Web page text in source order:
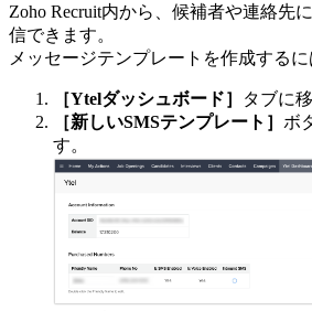
Zoho Recruit内から、候補者や連絡先
信できます。
メッセージテンプレートを作成するに
［Ytelダッシュボード］
タブに
［新しいSMSテンプレート］ ボ
す。